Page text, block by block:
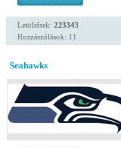
Letöltések: 223343
Hozzászólások: 11
Seahawks